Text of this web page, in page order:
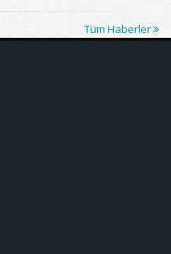
Tüm Haberler